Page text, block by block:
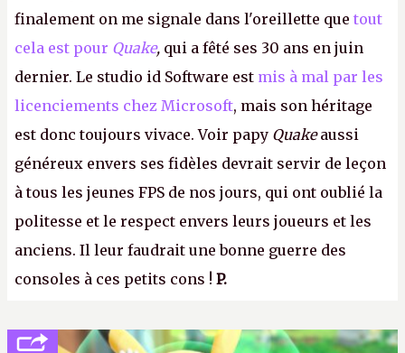
finalement on me signale dans l'oreillette que tout
cela est pour Quake, qui a fêté ses 30 ans en juin
dernier. Le studio id Software est mis à mal par les
licenciements chez Microsoft, mais son héritage
est donc toujours vivace. Voir papy Quakeaussi
généreux envers ses fidèles devrait servir de leçon
à tous les jeunes FPS de nos jours, qui ont oublié la
politesse et le respect envers leurs joueurs et les
anciens. Il leur faudrait une bonne guerre des
consoles à ces petits cons ! P.